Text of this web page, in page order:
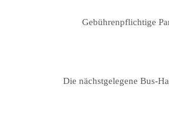
Gebührenpflichtige
Die nächstgelegene Bus-